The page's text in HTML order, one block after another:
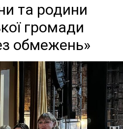
та родини
громади
обмежень»